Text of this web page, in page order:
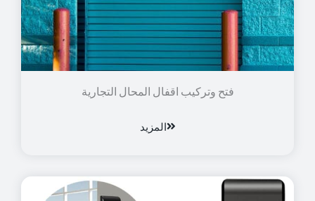
فتح وتركيب اقفال المحال التجارية
المزيد